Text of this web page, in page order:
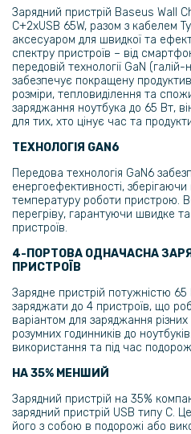
Зарядний пристрій Baseus Wall
C+2xUSB 65W, разом з кабелем
аксесуаром для швидкої та
спектру пристроїв – від
передовій технології GaN
забезпечує покращену
розміри, тепловиділення та
заряджання ноутбука до 65 Вт,
для тих, хто цінує час та
ТЕХНОЛОГІЯ GAN6
Передова технологія GaN6
енергоефективності,
температуру роботи пристрою.
перегріву, гарантуючи швидке
пристроїв.
4-ПОРТОВА ОДНАЧАСНА
ПРИСТРОЇВ
Зарядне пристрій потужністю
заряджати до 4 пристроїв, що
варіантом для заряджання
розумних годинників до
використання та під час
НА 35% МЕНШИЙ
Зарядний пристрій на 35%
зарядний пристрій USB типу C.
його з собою в подорожі або